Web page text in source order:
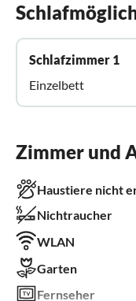
Schlafzimmer 1
Einzelbett
Zimmer und
Haustiere nicht
Nichtraucher
WLAN
Garten
Fernseher